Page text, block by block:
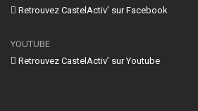
Retrouvez CastelActiv’ sur Facebook
YOUTUBE
Retrouvez CastelActiv’ sur Youtube